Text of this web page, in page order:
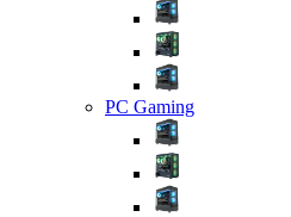
PC Gaming